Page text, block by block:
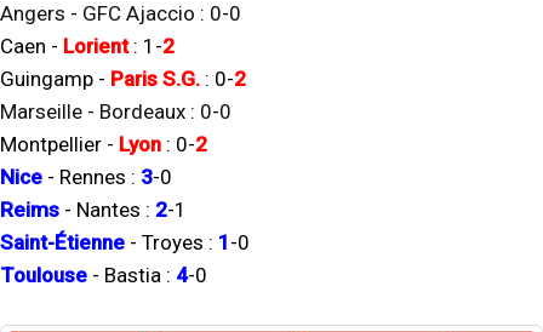
Angers - GFC Ajaccio : 0-0
Caen - Lorient: 1 -2
Guingamp - Paris S.G. : 0-2
Marseille - Bordeaux : 0-0
Montpellier - Lyon : 0-2
Nice - Rennes : 3-0
Reims - Nantes : 2-1
Saint-Étienne - Troyes : 1 -0
Toulouse - Bastia : 4-0